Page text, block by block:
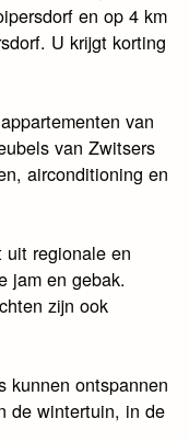
en op 4 km
U krijgt korting
van
van Zwitsers
airconditioning en
regionale en
jam en gebak.
zijn ook
kunnen ontspannen
de wintertuin, in de